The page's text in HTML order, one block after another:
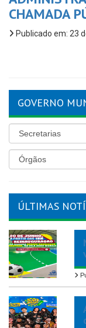
CHAMADA
Publicado em: 23
GOVERNO
ÚLTIMAS